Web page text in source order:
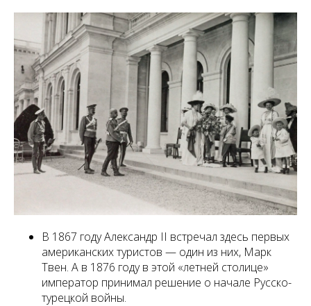
В 1867 году Александр II встречал здесь первых
американских туристов — один из них, Марк
Твен. А в 1876 году в этой «летней столице»
император принимал решение о начале Русско-
турецкой войны.